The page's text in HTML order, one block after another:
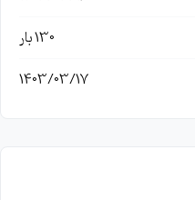
130 بار
1403/03/17